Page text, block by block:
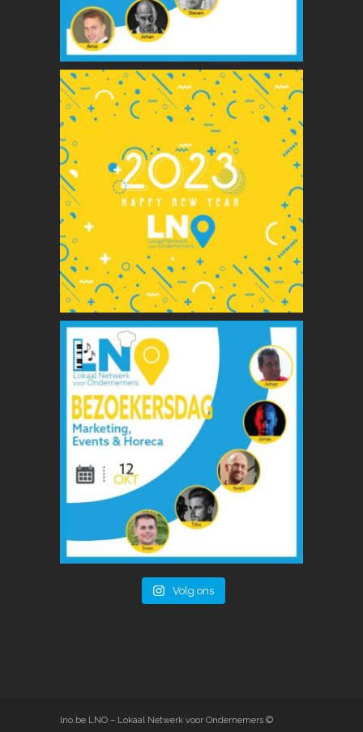
Volg ons
lno.be LNO – Lokaal Netwerk voor Ondernemers ©